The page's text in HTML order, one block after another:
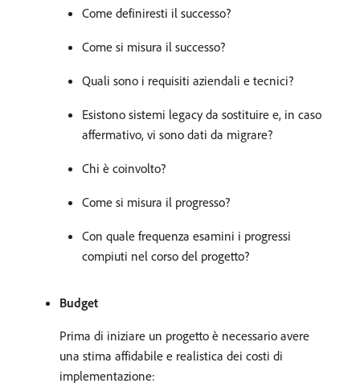
Come definiresti il successo?
Come si misura il successo?
Quali sono i requisiti aziendali e tecnici?
Esistono sistemi legacy da sostituire e, in caso
affermativo, vi sono dati da migrare?
Chi è coinvolto?
Come si misura il progresso?
Con quale frequenza esamini i progressi
compiuti nel corso del progetto?
Budget
Prima di iniziare un progetto è necessario avere
una stima affidabile e realistica dei costi di
implementazione: